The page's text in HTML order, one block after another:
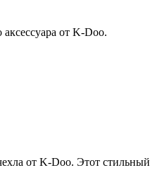
от K-Doo.
от K-Doo. Этот стильный